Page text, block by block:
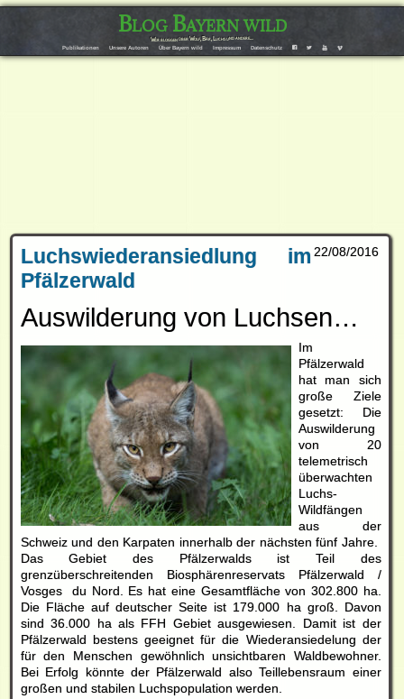
Blog Bayern wild
Wir bloggen über Wolf, Bär, Luchs und andere…
Publikationen Unsere Autoren Über Bayern wild Impressum Datenschutz F T Y V
22/08/2016
Luchswiederansiedlung im
Pfälzerwald
Auswilderung von Luchsen…
Im
Pfälzerwald
hat man sich
große Ziele
gesetzt: Die
Auswilderung
von 20
telemetrisch
überwachten
Luchs-
Wildfängen
aus der
Schweiz und den Karpaten innerhalb der nächsten fünf Jahre.
Das Gebiet des Pfälzerwalds ist Teil des
grenzüberschreitenden Biosphärenreservats Pfälzerwald /
Vosges du Nord. Es hat eine Gesamtfläche von 302.800 ha.
Die Fläche auf deutscher Seite ist 179.000 ha groß. Davon
sind 36.000 ha als FFH Gebiet ausgewiesen. Damit ist der
Pfälzerwald bestens geeignet für die Wiederansiedelung der
für den Menschen gewöhnlich unsichtbaren Waldbewohner.
Bei Erfolg könnte der Pfälzerwald also Teillebensraum einer
großen und stabilen Luchspopulation werden.